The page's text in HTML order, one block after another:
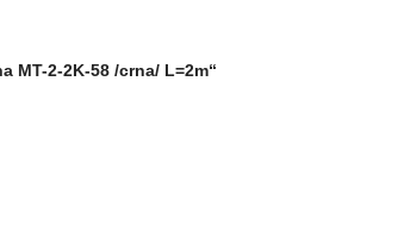
MT-2-2K-58 /crna/ L=2m“